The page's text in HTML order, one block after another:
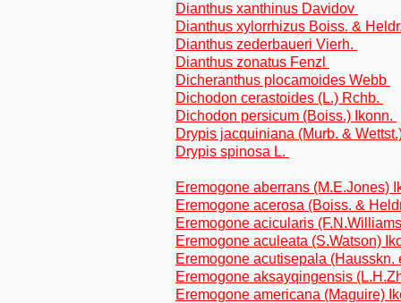
Dianthus xanthinus Davidov
Dianthus xylorrhizus Boiss. &
Dianthus zederbaueri Vierh.
Dianthus zonatus Fenzl
Dicheranthus plocamoides Webb
Dichodon cerastoides (L.) Rchb.
Dichodon persicum (Boiss.) Ikonn.
Drypis jacquiniana (Murb. &
Drypis spinosa L.
Eremogone aberrans (M.E.Jones)
Eremogone acerosa (Boiss. &
Eremogone acicularis
Eremogone aculeata (S.Watson)
Eremogone acutisepala
Eremogone aksayqingensis
Eremogone americana (Maguire)